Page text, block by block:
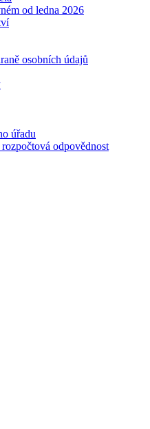
od ledna 2026
osobních údajů
úřadu
odpovědnost